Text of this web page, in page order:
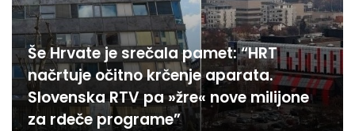
Še Hrvate je srečala pamet: “HRT
načrtuje očitno krčenje aparata.
Slovenska RTV pa »žre« nove milijone
za rdeče programe”